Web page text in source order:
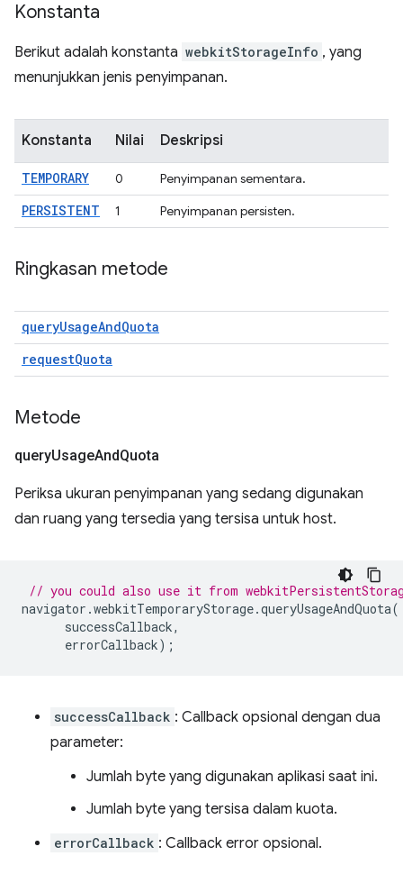
Konstanta
Berikut adalah konstanta webkitStorageInfo , yang
menunjukkan jenis penyimpanan.
Konstanta Nilai Deskripsi
TEMPORARY 0 Penyimpanan sementara.
PERSISTENT 1 Penyimpanan persisten.
Ringkasan metode
queryUsageAndQuota
requestQuota
Metode
queryUsageAndQuota
Periksa ukuran penyimpanan yang sedang digunakan
dan ruang yang tersedia yang tersisa untuk host.
// you could also use it from
navigator .webkitTemporaryStorage.queryUsageAndQuota(
successCallback,
errorCallback);
successCallback : Callback opsional dengan dua
parameter:
Jumlah byte yang digunakan aplikasi saat ini.
Jumlah byte yang tersisa dalam kuota.
errorCallback : Callback error opsional.